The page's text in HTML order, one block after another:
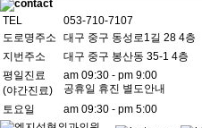
TEL
053-710-7107
도로명주소
대구 중구 동성로1길 28 4층
지번주소
대구 중구 봉산동 35-1 4층
평일진료
(야간진료)
am 09:30 - pm 9:00
공휴일 휴진 별도안내
토요일
am 09:30 - pm 5:00